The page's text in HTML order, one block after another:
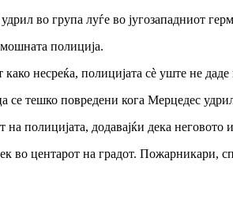
во група луѓе во југозападниот
полиција.
несреќа, полицијата сè уште не даде
се тешко повредени кога Мерцедес
полицијата, додавајќи дека неговото
во центарот на градот. Пожарникари,